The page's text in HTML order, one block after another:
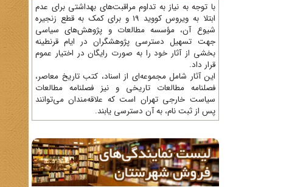
با توجه به نیاز به تداوم مراقبت‌های بهداشتی برای عدم
ابتلا به ویروس کووید 19 و برای کمک به قطع زنجیره
شیوع آن، مؤسسه مطالعات و پژوهش‌های سیاسی
جهت تسهیل دسترسی پژوهشگران در ایام قرنطینه
بخشی از آثار خود را به صورت رایگان در اختیار عموم
قرار داد.
این آثار شامل مجموعه‌ای از اسناد، کتب تاریخ معاصر،
فصلنامه‌ مطالعات تاریخی و نیز فصلنامه مطالعات
سیاست خارجی تهران است که علاقه‌مندان می‌توانند
پس از ثبت نام، به آن دسترسی یابند.